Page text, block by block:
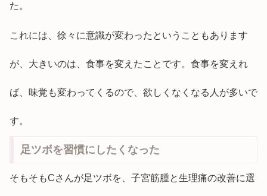
た。
これには、徐々に意識が変わったということもあります
が、大きいのは、食事を変えたことです。食事を変えれ
ば、味覚も変わってくるので、欲しくなくなる人が多いで
す。
足ツボを習慣にしたくなった
そもそもCさんが足ツボを、子宮筋腫と生理痛の改善に選